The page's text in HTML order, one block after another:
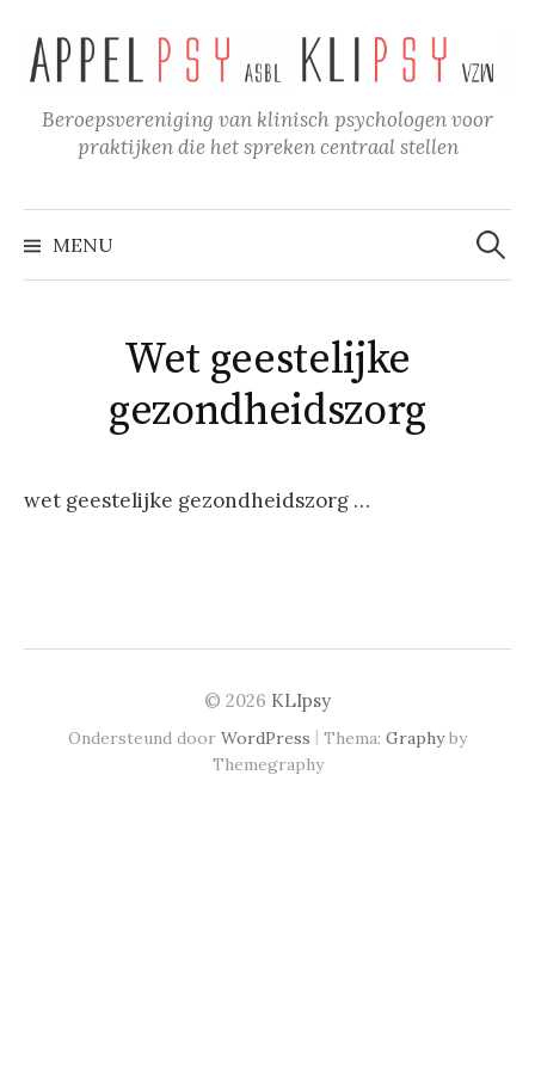
inhoud
springen
Beroepsvereniging van klinisch psychologen voor
praktijken die het spreken centraal stellen
MENU
Zoeken
naar:
Wet geestelijke
gezondheidszorg
wet geestelijke gezondheidszorg …
© 2026 KLIpsy
Ondersteund door WordPress | Thema: Graphyby
Themegraphy